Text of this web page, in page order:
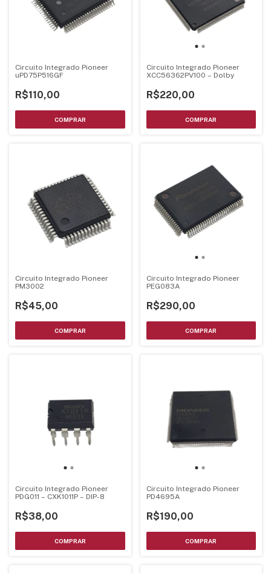
Circuito Integrado Pioneer
uPD75P516GF
R$110,00
Circuito Integrado Pioneer
XCC56362PV100 – Dolby
R$220,00
Circuito Integrado Pioneer
PM3002
R$45,00
Circuito Integrado Pioneer
PEG083A
R$290,00
Circuito Integrado Pioneer
PDG011 – CXK1011P – DIP-8
R$38,00
Circuito Integrado Pioneer
PD4695A
R$190,00